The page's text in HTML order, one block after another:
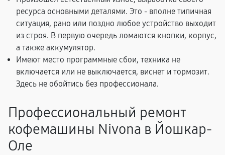
ресурса основными деталями. Это - вполне типичная
ситуация, рано или поздно любое устройство выходит
из строя. В первую очередь ломаются кнопки, корпус,
а также аккумулятор.
Имеют место программные сбои, техника не
включается или не выключается, виснет и тормозит.
Здесь не обойтись без профессионала.
Профессиональный ремонт
кофемашины Nivona в Йошкар-
Оле